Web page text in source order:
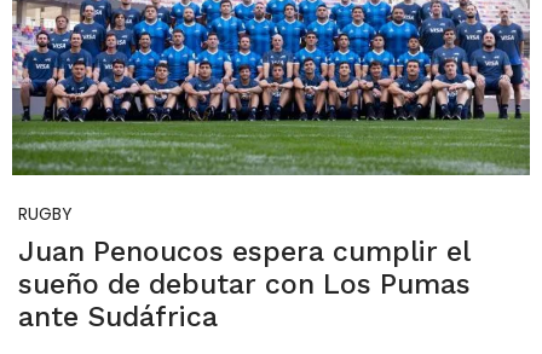
RUGBY
Juan Penoucos espera cumplir el
sueño de debutar con Los Pumas
ante Sudáfrica